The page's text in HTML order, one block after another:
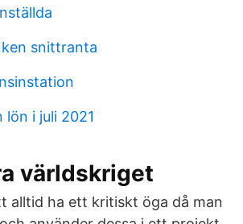
snittranta
lön i juli 2021
världskriget
alltid ha ett kritiskt öga då man